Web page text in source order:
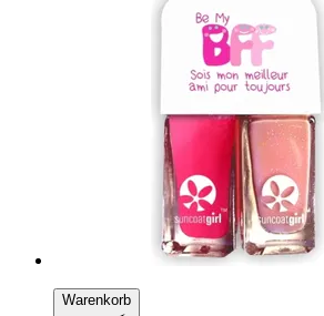
Warenkorb